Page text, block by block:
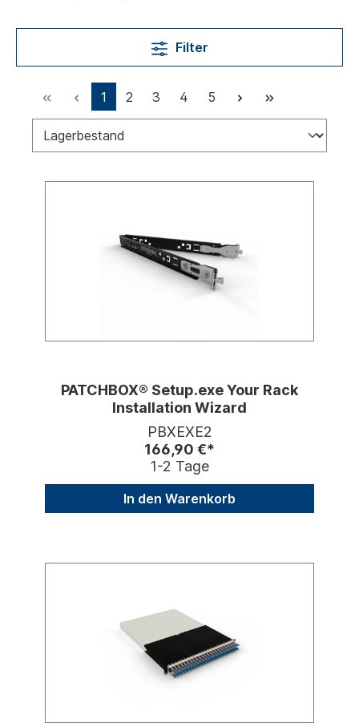
Filter
1 2 3 4 5
PATCHBOX® Setup.exe Your Rack
Installation Wizard
PBXEXE2
166,90 €*
1-2 Tage
In den Warenkorb